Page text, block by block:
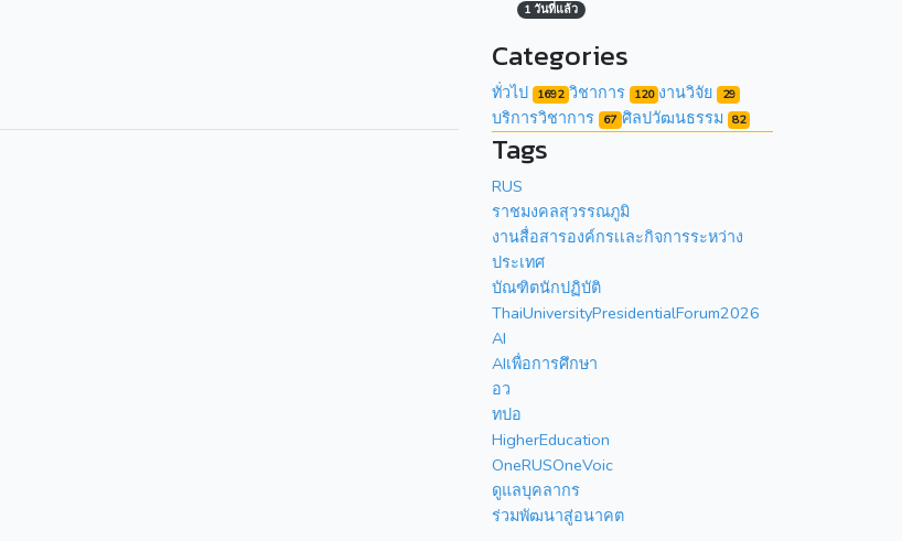
1 วันที่แล้ว
Categories
ทั่วไป 1692 วิชาการ 120 งานวิจัย 29
บริการวิชาการ 67 ศิลปวัฒนธรรม 82
Tags
RUS
ราชมงคลสุวรรณภูมิ
งานสื่อสารองค์กรเเละกิจการระหว่าง
ประเทศ
บัณฑิตนักปฏิบัติ
ThaiUniversityPresidentialForum2026
AI
AIเพื่อการศึกษา
อว
ทปอ
HigherEducation
OneRUSOneVoic
ดูแลบุคลากร
ร่วมพัฒนาสู่อนาคต